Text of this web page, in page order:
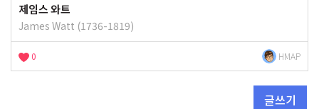
제임스 와트
James Watt (1736-1819)
0 HMAP
글쓰기